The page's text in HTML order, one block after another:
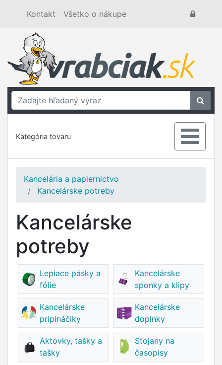
Kontakt Všetko o nákupe
Kategória tovaru
Kancelária a papiernictvo
Kancelárske potreby
Kancelárske
potreby
Lepiace pásky a
fólie
Kancelárske
sponky a klipy
Kancelárske
pripináčiky
Kancelárske
doplnky
Aktovky, tašky a
tašky
Stojany na
časopisy